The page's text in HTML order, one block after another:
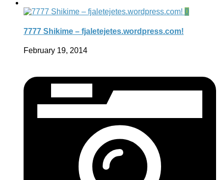
0
7777 Shikime – fjaletejetes.wordpress.com!
February 19, 2014